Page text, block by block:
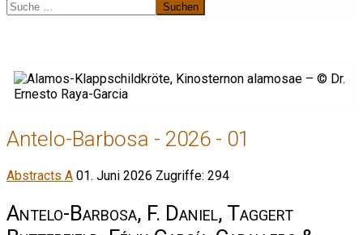
Suchen
Antelo-Barbosa - 2026 - 01
Abstracts A 01. Juni 2026 Zugriffe: 294
Antelo-Barbosa, F. Daniel, Taggert